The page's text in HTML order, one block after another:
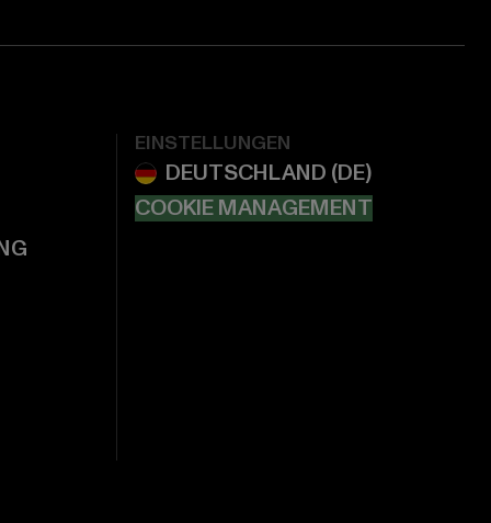
EINSTELLUNGEN
COOKIE MANAGEMENT